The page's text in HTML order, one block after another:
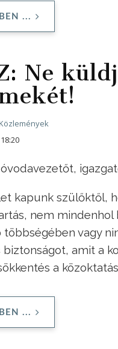
...
Ne
kapunk szülőktől,
nem
vagy
biztonságot, amit a
a
...